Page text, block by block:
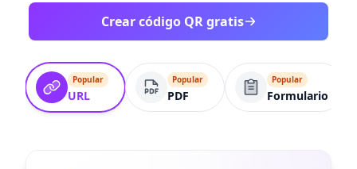
Crear código QR gratis
Popular
URL
Popular
PDF
Popular
Formulario